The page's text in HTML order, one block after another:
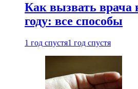
Как вызвать врача
году: все способы
1 год спустя1 год спустя